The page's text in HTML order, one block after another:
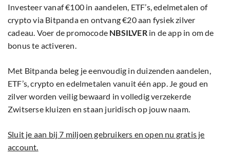
Investeer vanaf €100 in aandelen, ETF’s, edelmetalen of
crypto via Bitpanda en ontvang €20 aan fysiek zilver
cadeau. Voer de promocode NBSILVERin de app in om de
bonus te activeren.
Met Bitpanda beleg je eenvoudig in duizenden aandelen,
ETF’s, crypto en edelmetalen vanuit één app. Je goud en
zilver worden veilig bewaard in volledig verzekerde
Zwitserse kluizen en staan juridisch op jouw naam.
Sluit je aan bij 7 miljoen gebruikers en open nu gratis je
account.